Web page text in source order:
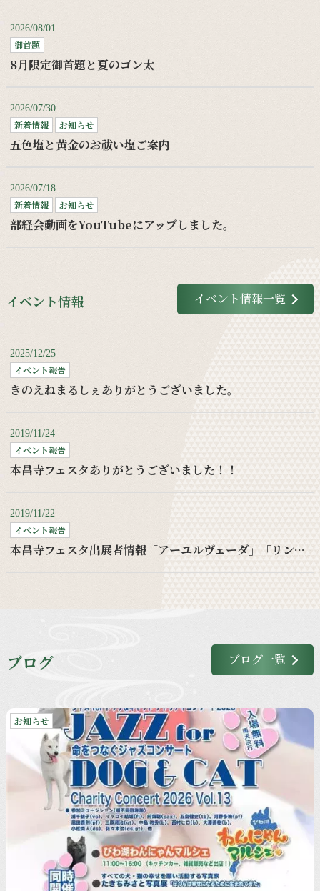
2026/08/01
御首題
8月限定御首題と夏のゴン太
2026/07/30
新着情報 お知らせ
五色塩と黄金のお祓い塩ご案内
2026/07/18
新着情報 お知らせ
部経会動画をYouTubeにアップしました。
イベント情報 イベント情報一覧
2025/12/25
イベント報告
きのえねまるしぇありがとうございました。
2019/11/24
イベント報告
本昌寺フェスタありがとうございました！！
2019/11/22
イベント報告
本昌寺フェスタ出展者情報「アーユルヴェーダ」「リンパケア」
ブログ ブログ一覧
お知らせ